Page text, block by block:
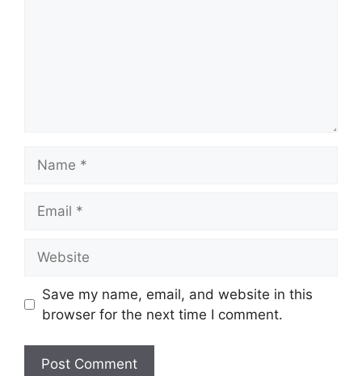
Save my name, email, and website in this
browser for the next time I comment.